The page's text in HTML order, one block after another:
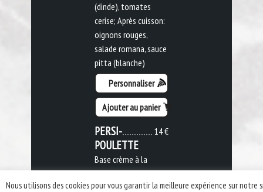
(dinde), tomates
cerise; Après cuisson:
oignons rouges,
salade romana, sauce
pitta (blanche)
Personnaliser
Ajouter au panier
14 €
PERSI-
POULETTE
Base crème à la
moutarde,
mozzarella fior di
Nous utilisons des cookies pour vous garantir la meilleure expérience sur notre